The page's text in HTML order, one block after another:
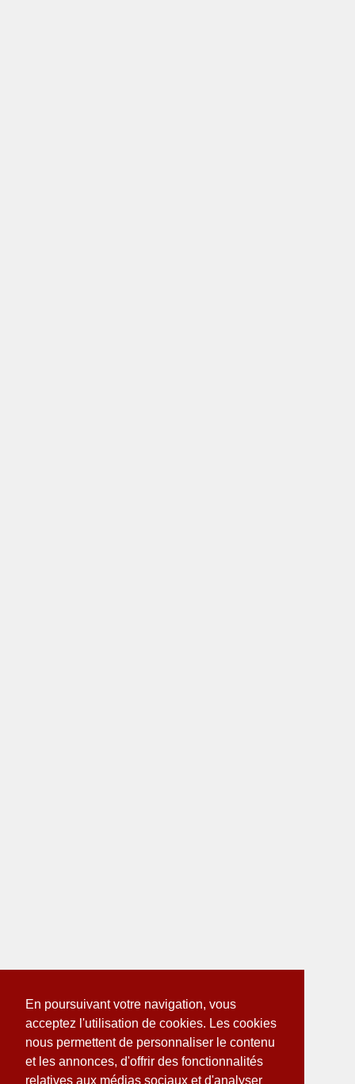
En poursuivant votre navigation, vous
acceptez l'utilisation de cookies. Les cookies
nous permettent de personnaliser le contenu
et les annonces, d'offrir des fonctionnalités
relatives aux médias sociaux et d'analyser